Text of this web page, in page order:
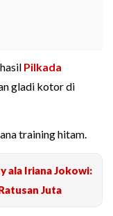
Pilkada
gladi kotor di
training hitam.
ala Iriana Jokowi:
Juta